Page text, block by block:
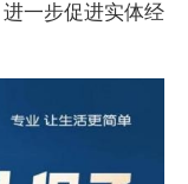
一步促进实体经